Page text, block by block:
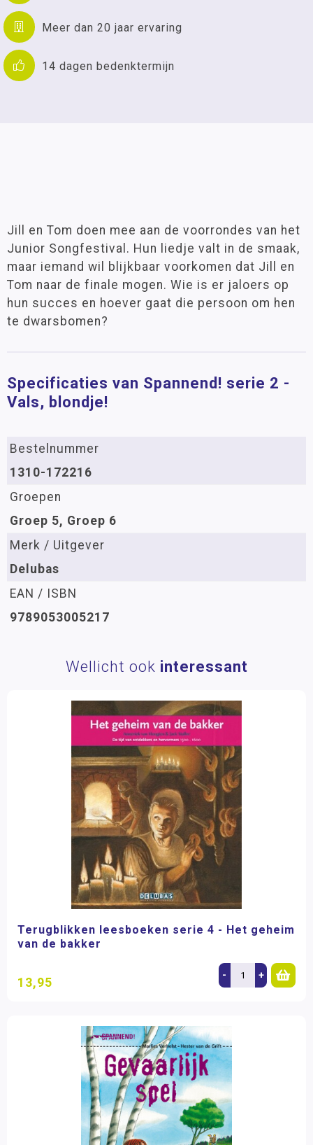
Meer dan 20 jaar ervaring
14 dagen bedenktermijn
Jill en Tom doen mee aan de voorrondes van het
Junior Songfestival. Hun liedje valt in de smaak,
maar iemand wil blijkbaar voorkomen dat Jill en
Tom naar de finale mogen. Wie is er jaloers op
hun succes en hoever gaat die persoon om hen
te dwarsbomen?
Specificaties van Spannend! serie 2 -
Vals, blondje!
Bestelnummer
1310-172216
Groepen
Groep 5, Groep 6
Merk / Uitgever
Delubas
EAN / ISBN
9789053005217
Wellicht ook interessant
Terugblikken leesboeken serie 4 - Het geheim
van de bakker
13,95 - +